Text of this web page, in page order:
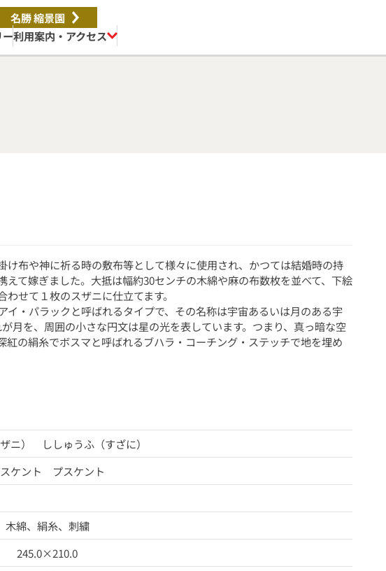
名勝 縮景園
ー利用案内・アクセス
け布や神に祈る時の敷布等として様々に使用され、かつては結婚時の持
て嫁ぎました。大抵は幅約30センチの木綿や麻の布数枚を並べて、下絵
せて１枚のスザニに仕立てます。
イ・パラックと呼ばれるタイプで、その名称は宇宙あるいは月のある宇
月を、周囲の小さな円文は星の光を表しています。つまり、真っ暗な空
紅の絹糸でボスマと呼ばれるブハラ・コーチング・ステッチで地を埋め
ニ） ししゅうふ（すざに）
ケント プスケント
木綿、絹糸、刺繍
245.0×210.0